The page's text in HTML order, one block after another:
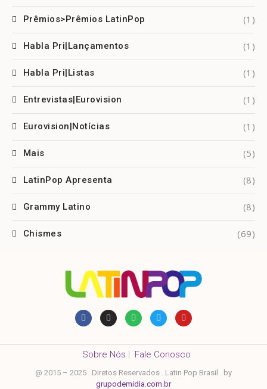
Prêmios>Prêmios LatinPop (1)
Habla Pri|Lançamentos (1)
Habla Pri|Listas (1)
Entrevistas|Eurovision (1)
Eurovision|Notícias (1)
Mais (5)
LatinPop Apresenta (8)
Grammy Latino (8)
Chismes (69)
Sobre Nós | Fale Conosco
@ 2015 – 2025 . Diretos Reservados . Latin Pop Brasil . by
grupodemidia.com.br